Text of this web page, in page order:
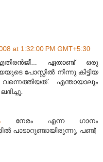
at 1:32:00 PM GMT+5:30
ഏതാണ്ട് ഒരു
പോസ്റ്റില്‍ നിന്നു കിട്ടിയ
എന്തായാലും
നേരം എന്ന ഗാനം
പാടാറുണ്ടായിരുന്നു, പണ്ട്]